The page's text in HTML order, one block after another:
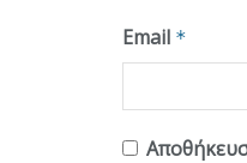
Email *